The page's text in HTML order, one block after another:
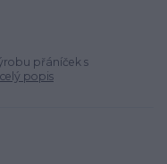
přáníček s
celý popis